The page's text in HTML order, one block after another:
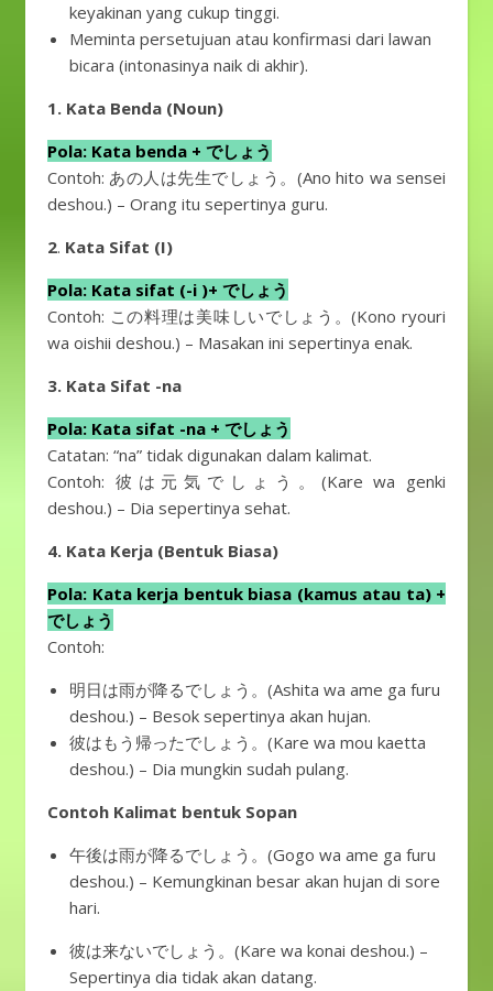
keyakinan yang cukup tinggi.
Meminta persetujuan atau konfirmasi dari lawan
bicara (intonasinya naik di akhir).
1. Kata Benda (Noun)
Pola: Kata benda + でしょう
Contoh: あの人は先生でしょう。(Ano hito wa sensei
deshou.) – Orang itu sepertinya guru.
2. Kata Sifat (I)
Pola: Kata sifat (-i )+ でしょう
Contoh: この料理は美味しいでしょう。(Kono ryouri
wa oishii deshou.) – Masakan ini sepertinya enak.
3. Kata Sifat -na
Pola: Kata sifat -na + でしょう
Catatan: “na” tidak digunakan dalam kalimat.
Contoh: 彼は元気でしょう。(Kare wa genki
deshou.) – Dia sepertinya sehat.
4. Kata Kerja (Bentuk Biasa)
Pola: Kata kerja bentuk biasa (kamus atau ta) +
でしょう
Contoh:
明日は雨が降るでしょう。(Ashita wa ame ga furu
deshou.) – Besok sepertinya akan hujan.
彼はもう帰ったでしょう。(Kare wa mou kaetta
deshou.) – Dia mungkin sudah pulang.
Contoh Kalimat bentuk Sopan
午後は雨が降るでしょう。(Gogo wa ame ga furu
deshou.) – Kemungkinan besar akan hujan di sore
hari.
彼は来ないでしょう。(Kare wa konai deshou.) –
Sepertinya dia tidak akan datang.